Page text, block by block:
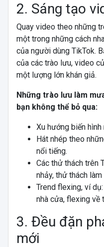
2. Sáng tạo
Quay video theo những
một trong những cách
của người dùng TikTok.
của các trào lưu, video
một lượng lớn khán giả.
Những trào lưu làm
bạn không thể bỏ qua:
Xu hướng biến
Hát nhép theo
nổi tiếng.
Các thử thách trên
nhảy, thử thách
Trend flexing, ví
nhà cửa, flexing về
3. Đều đặn
mới